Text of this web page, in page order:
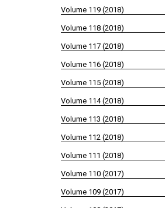
Volume 119 (2018)
Volume 118 (2018)
Volume 117 (2018)
Volume 116 (2018)
Volume 115 (2018)
Volume 114 (2018)
Volume 113 (2018)
Volume 112 (2018)
Volume 111 (2018)
Volume 110 (2017)
Volume 109 (2017)